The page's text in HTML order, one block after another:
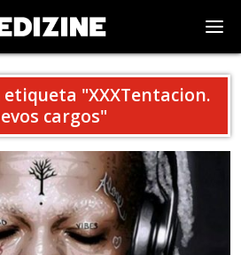
etiqueta "XXXTentacion.
cargos"